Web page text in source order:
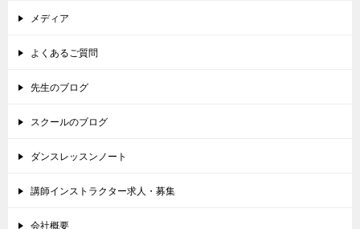
メディア
よくあるご質問
先生のブログ
スクールのブログ
ダンスレッスンノート
講師インストラクター求人・募集
会社概要